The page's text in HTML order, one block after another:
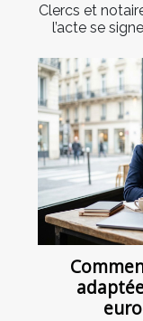
Clercs et
l’acte se